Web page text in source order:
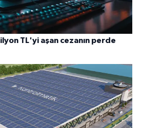
TL'yi aşan cezanın perde